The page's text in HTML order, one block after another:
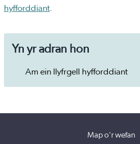
Yn yr adran hon
Am ein llyfrgell hyfforddiant
hyfforddiant.
Map o'r wefan